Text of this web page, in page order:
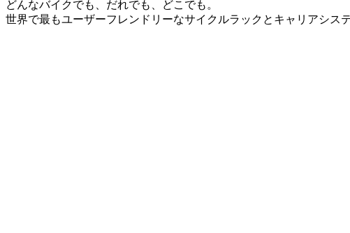
どんなバイクでも、だれでも、どこでも。
世界で最もユーザーフレンドリーなサイクルラックとキャリアシス